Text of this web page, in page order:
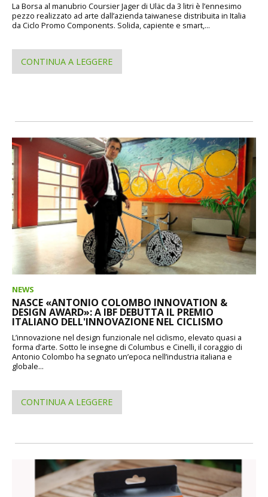
La Borsa al manubrio Coursier Jager di Uläc da 3 litri è l’ennesimo
pezzo realizzato ad arte dall’azienda taiwanese distribuita in Italia
da Ciclo Promo Components. Solida, capiente e smart,...
CONTINUA A LEGGERE
NEWS
NASCE «ANTONIO COLOMBO INNOVATION &
DESIGN AWARD»: A IBF DEBUTTA IL PREMIO
ITALIANO DELL'INNOVAZIONE NEL CICLISMO
L’innovazione nel design funzionale nel ciclismo, elevato quasi a
forma d’arte. Sotto le insegne di Columbus e Cinelli, il coraggio di
Antonio Colombo ha segnato un’epoca nell’industria italiana e
globale...
CONTINUA A LEGGERE